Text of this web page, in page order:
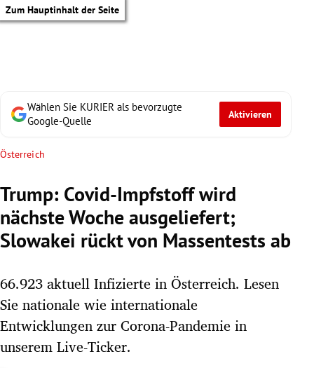
Zum Hauptinhalt der Seite
Untermenü
Wählen Sie KURIER als bevorzugte
Google-Quelle
Aktivieren
Österreich
Trump: Covid-Impfstoff wird
nächste Woche ausgeliefert;
Slowakei rückt von Massentests ab
66.923 aktuell Infizierte in Österreich. Lesen
Sie nationale wie internationale
Entwicklungen zur Corona-Pandemie in
unserem Live-Ticker.